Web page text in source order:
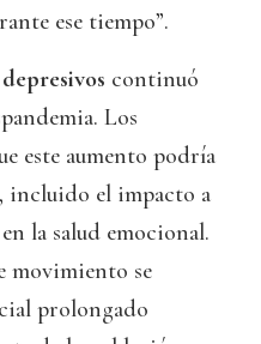
ese tiempo”.
continuó
Los
este aumento podría
incluido el impacto a
la salud emocional.
movimiento se
prolongado